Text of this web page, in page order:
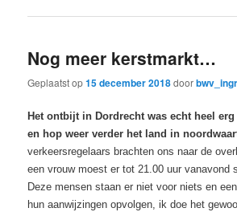
Nog meer kerstmarkt…
Geplaatst op15 december 2018door
Het ontbijt in Dordrecht was echt heel
en hop weer verder het land in
verkeersregelaars brachten ons naar de
een vrouw moest er tot 21.00 uur vanavond
Deze mensen staan er niet voor niets en
hun aanwijzingen opvolgen, ik doe het